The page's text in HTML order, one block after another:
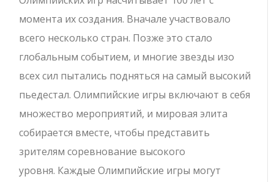
момента их создания. Вначале участвовало
всего несколько стран. Позже это стало
глобальным событием, и многие звезды изо
всех сил пытались подняться на самый высокий
пьедестал. Олимпийские игры включают в себя
множество мероприятий, и мировая элита
собирается вместе, чтобы представить
зрителям соревнование высокого
уровня. Каждые Олимпийские игры могут